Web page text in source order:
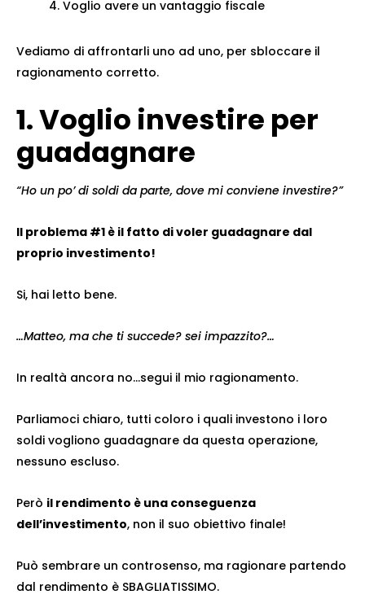
Voglio avere un vantaggio fiscale
Vediamo di affrontarli uno ad uno, per sbloccare il
ragionamento corretto.
1. Voglio investire per
guadagnare
“Ho un po’ di soldi da parte, dove mi conviene investire?”
Il problema #1 è il fatto di voler guadagnare dal
proprio investimento!
Si, hai letto bene.
…Matteo, ma che ti succede? sei impazzito?…
In realtà ancora no…segui il mio ragionamento.
Parliamoci chiaro, tutti coloro i quali investono i loro
soldi vogliono guadagnare da questa operazione,
nessuno escluso.
Però il rendimento è una conseguenza
dell’investimento, non il suo obiettivo finale!
Può sembrare un controsenso, ma ragionare partendo
dal rendimento è SBAGLIATISSIMO.